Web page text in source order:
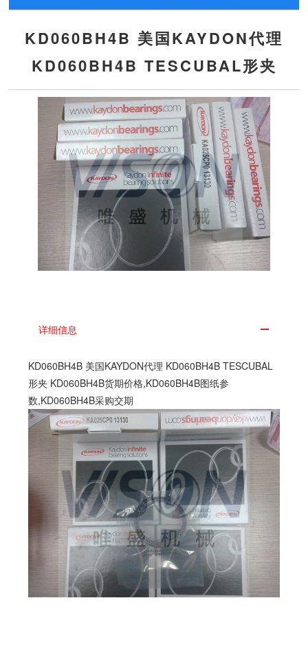
KD060BH4B 美国KAYDON代理
KD060BH4B TESCUBAL形夹
详细信息
KD060BH4B 美国KAYDON代理 KD060BH4B TESCUBAL
形夹 KD060BH4B货期价格,KD060BH4B图纸参
数,KD060BH4B采购交期